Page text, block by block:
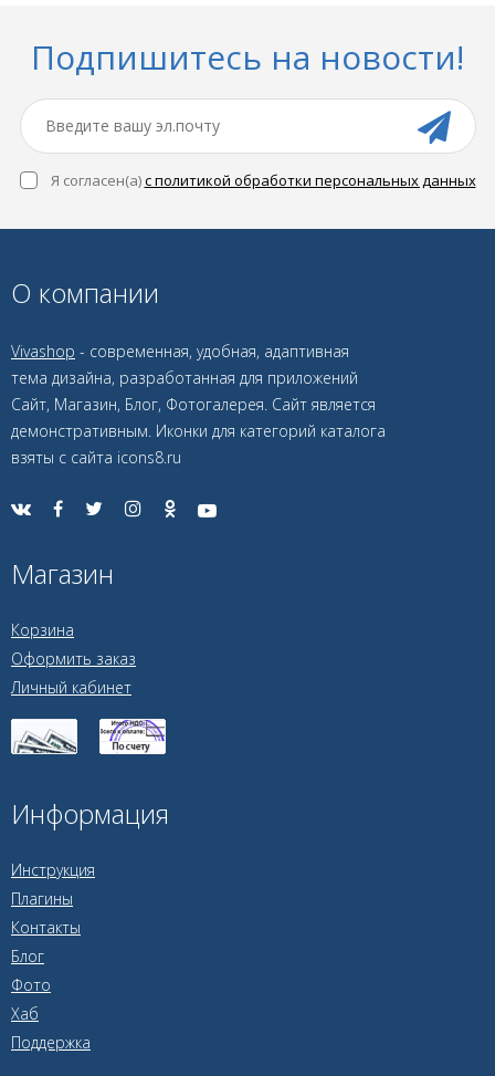
Подпишитесь на новости!
Я согласен(a)с политикой обработки персональных данных
О компании
Vivashop - современная, удобная, адаптивная
тема дизайна, разработанная для приложений
Сайт, Магазин, Блог, Фотогалерея. Сайт является
демонстративным. Иконки для категорий каталога
взяты с сайта icons8.ru
Магазин
Корзина
Оформить заказ
Личный кабинет
Информация
Инструкция
Плагины
Контакты
Блог
Фото
Хаб
Поддержка